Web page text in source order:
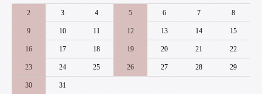
2 3 4 5 6 7 8
9 10 11 12 13 14 15
16 17 18 19 20 21 22
23 24 25 26 27 28 29
30 31